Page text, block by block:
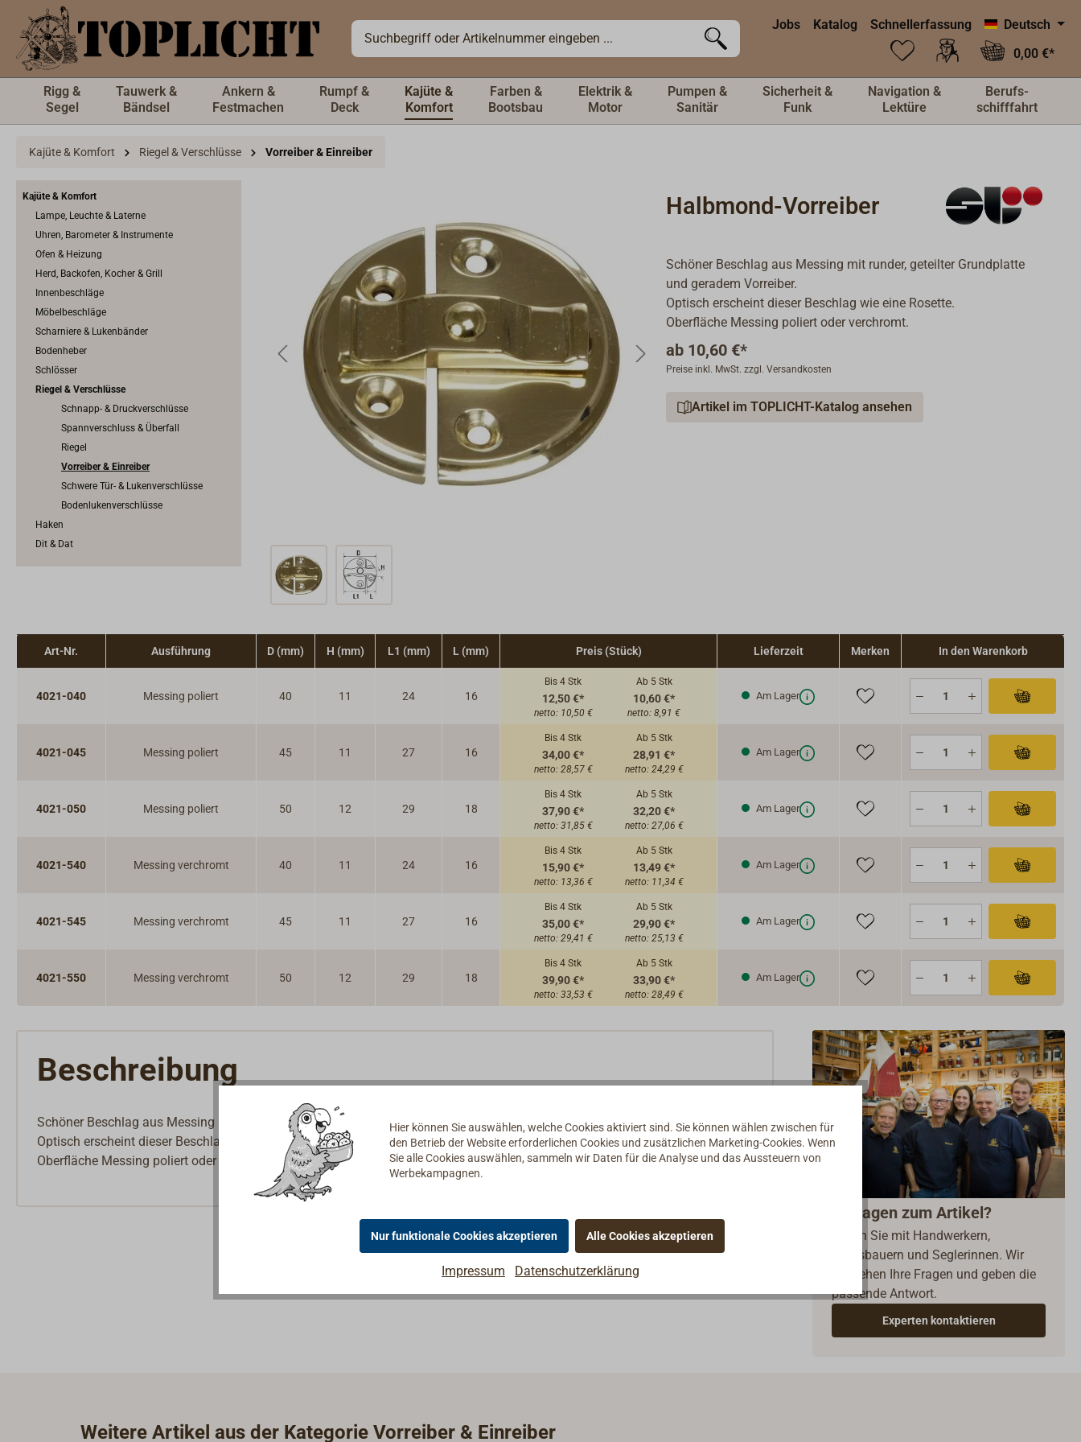
springen Jobs Katalog Schnellerfassung
Deutsch
0,00 €*
Rigg &
Segel
Tauwerk &
Bändsel
Ankern &
Festmachen
Rumpf &
Deck
Kajüte &
Komfort
Farben &
Bootsbau
Elektrik &
Motor
Pumpen &
Sanitär
Sicherheit &
Funk
Navigation &
Lektüre
Berufs-
schifffahrt
Kajüte & Komfort Riegel & Verschlüsse Vorreiber & Einreiber
Kajüte & Komfort
Lampe, Leuchte & Laterne
Uhren, Barometer & Instrumente
Ofen & Heizung
Herd, Backofen, Kocher & Grill
Innenbeschläge
Möbelbeschläge
Scharniere & Lukenbänder
Bodenheber
Schlösser
Riegel & Verschlüsse
Schnapp- & Druckverschlüsse
Spannverschluss & Überfall
Riegel
Vorreiber & Einreiber
Schwere Tür- & Lukenverschlüsse
Bodenlukenverschlüsse
Haken
Dit & Dat
Halbmond-Vorreiber
Schöner Beschlag aus Messing mit runder, geteilter Grundplatte
und geradem Vorreiber.
Optisch erscheint dieser Beschlag wie eine Rosette.
Oberfläche Messing poliert oder verchromt.
ab 10,60 €*
Preise inkl. MwSt. zzgl. Versandkosten
Artikel im TOPLICHT-Katalog ansehen
Art-Nr. Ausführung D (mm) H (mm) L1 (mm) L (mm) Preis (Stück) Lieferzeit Merken In den Warenkorb
4021-040 Messing poliert 40 11 24 16
Bis 4 Stk
12,50 €*
netto: 10,50 €
Ab 5 Stk
10,60 €*
netto: 8,91 €
Am Lager
4021-045 Messing poliert 45 11 27 16
Bis 4 Stk
34,00 €*
netto: 28,57 €
Ab 5 Stk
28,91 €*
netto: 24,29 €
Am Lager
4021-050 Messing poliert 50 12 29 18
Bis 4 Stk
37,90 €*
netto: 31,85 €
Ab 5 Stk
32,20 €*
netto: 27,06 €
Am Lager
4021-540 Messing verchromt 40 11 24 16
Bis 4 Stk
15,90 €*
netto: 13,36 €
Ab 5 Stk
13,49 €*
netto: 11,34 €
Am Lager
4021-545 Messing verchromt 45 11 27 16
Bis 4 Stk
35,00 €*
netto: 29,41 €
Ab 5 Stk
29,90 €*
netto: 25,13 €
Am Lager
4021-550 Messing verchromt 50 12 29 18
Bis 4 Stk
39,90 €*
netto: 33,53 €
Ab 5 Stk
33,90 €*
netto: 28,49 €
Am Lager
Beschreibung
Schöner Beschlag aus Messing mit runder, geteilter Grundplatte und geradem Vorreiber.
Optisch erscheint dieser Beschlag wie eine Rosette.
Oberfläche Messing poliert oder verchromt.
Fragen zum Artikel?
Reden Sie mit Handwerkern,
Bootsbauern und Seglerinnen. Wir
verstehen Ihre Fragen und geben die
passende Antwort.
Experten kontaktieren
Weitere Artikel aus der Kategorie Vorreiber & Einreiber
Hier können Sie auswählen, welche Cookies aktiviert sind. Sie können wählen zwischen für
den Betrieb der Website erforderlichen Cookies und zusätzlichen Marketing-Cookies. Wenn
Sie alle Cookies auswählen, sammeln wir Daten für die Analyse und das Aussteuern von
Werbekampagnen.
Nur funktionale Cookies akzeptieren Alle Cookies akzeptieren
Impressum Datenschutzerklärung